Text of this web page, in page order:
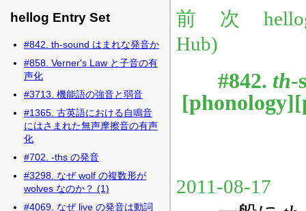
hellog Entry Set
#842. th-sound はまれな発音か
#858. Verner's Law と子音の有
声化
#3713. 機能語の強音と弱音
#1365. 古英語における自鳴音
にはさまれた無声摩擦音の有声
化
#702. -ths の発音
#3298. なぜ wolf の複数形が
wolves なのか？ (1)
#4069. なぜ live の発音は動詞